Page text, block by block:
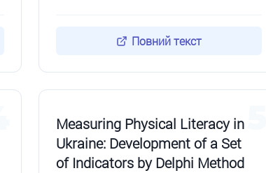
Повний текст
Measuring Physical Literacy in
Ukraine: Development of a Set
of Indicators by Delphi Method